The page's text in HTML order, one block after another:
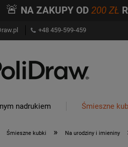
🚨 NA ZAKUPY OD 200 ZŁ
+48 459-599-459
nadrukiem Śmieszne
Śmieszne kubki » Na urodziny i imieniny